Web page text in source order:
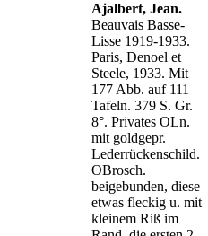
Ajalbert, Jean.
Beauvais Basse-
Lisse 1919-1933.
Paris, Denoel et
Steele, 1933. Mit
177 Abb. auf 111
Tafeln. 379 S. Gr.
8°. Privates OLn.
mit goldgepr.
Lederrückenschild.
OBrosch.
beigebunden, diese
etwas fleckig u. mit
kleinem Riß im